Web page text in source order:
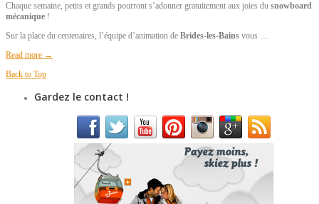
Chaque semaine, petits et grands pourront s’adonner gratuitement aux joies du snowboard
mécanique !
Sur la place du centenaires, l’équipe d’animation de Brides-les-Bains vous …
Read more →
Back to Top
Gardez le contact !